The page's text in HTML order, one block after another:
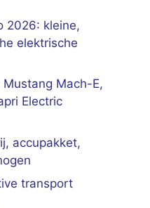
2026: kleine,
elektrische
Mach-E,
Electric
accupakket,
transport